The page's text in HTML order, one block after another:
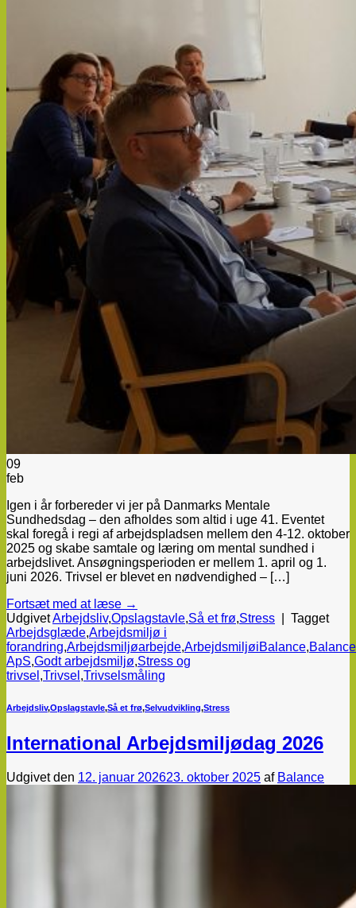
09
feb
Igen i år forbereder vi jer på Danmarks Mentale
Sundhedsdag – den afholdes som altid i uge 41. Eventet
skal foregå i regi af arbejdspladsen mellem den 4-12. oktober
2025 og skabe samtale og læring om mental sundhed i
arbejdslivet. Ansøgningsperioden er mellem 1. april og 1.
juni 2026. Trivsel er blevet en nødvendighed – […]
Fortsæt med at læse →
UdgivetArbejdsliv,Opslagstavle,Så et frø,Stress
Tagget
Arbejdsglæde,Arbejdsmiljø i
forandring,Arbejdsmiljøarbejde,ArbejdsmiljøiBalance,Balance
ApS,Godt arbejdsmiljø,Stress og
trivsel ,Trivsel ,Trivselsmåling
Arbejdsliv,Opslagstavle,Så et frø,Selvudvikling,Stress
International Arbejdsmiljødag 2026
Udgivet den 12. januar 202623. oktober 2025 af Balance